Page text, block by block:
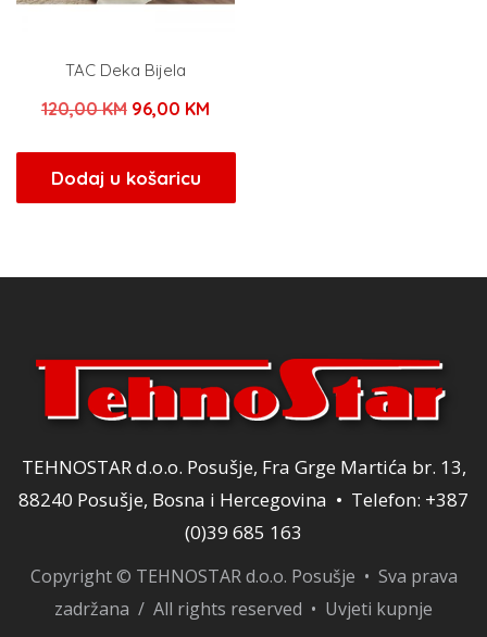
TAC Deka Bijela
120,00KM Izvorna
bila
je:
96,00 KMTrenutna
96,00 KM.
Dodaj u košaricu
TEHNOSTAR d.o.o. Posušje, Fra Grge Martića br. 13,
88240 Posušje, Bosna i Hercegovina • Telefon: +387
(0)39 685 163
Copyright © TEHNOSTAR d.o.o. Posušje • Sva prava
zadržana / All rights reserved • Uvjeti kupnje